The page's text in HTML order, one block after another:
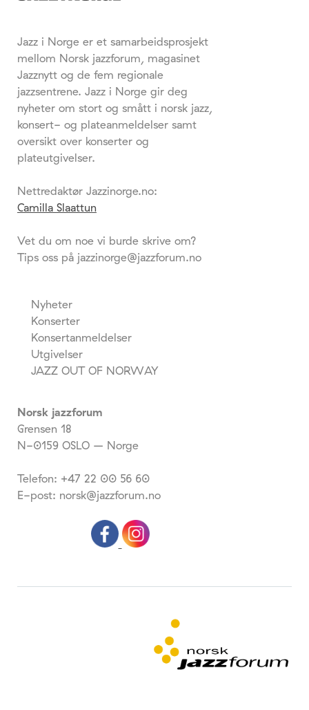
Jazz i Norge er et samarbeidsprosjekt
mellom Norsk jazzforum, magasinet
Jazznytt og de fem regionale
jazzsentrene. Jazz i Norge gir deg
nyheter om stort og smått i norsk jazz,
konsert- og plateanmeldelser samt
oversikt over konserter og
plateutgivelser.
Nettredaktør Jazzinorge.no:
Camilla Slaattun
Vet du om noe vi burde skrive om?
Tips oss på jazzinorge@jazzforum.no
Nyheter
Konserter
Konsertanmeldelser
Utgivelser
JAZZ OUT OF NORWAY
Norsk jazzforum
Grensen 18
N-0159 OSLO – Norge
Telefon: +47 22 00 56 60
E-post: norsk@jazzforum.no